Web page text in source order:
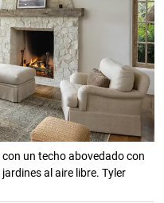
un techo abovedado con
al aire libre. Tyler